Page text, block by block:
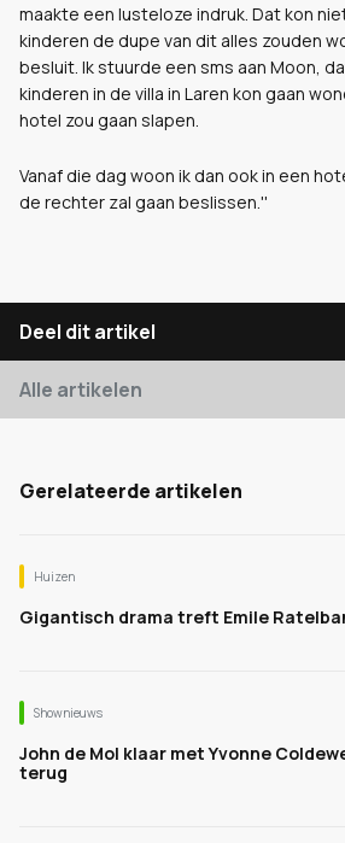
maakte een lusteloze indruk. Dat kon
kinderen de dupe van dit alles zouden
besluit. Ik stuurde een sms aan Moon,
kinderen in de villa in Laren kon gaan
hotel zou gaan slapen.
Vanaf die dag woon ik dan ook in een
de rechter zal gaan beslissen.''
Deel dit artikel
Alle artikelen
Gerelateerde artikelen
Huizen
Gigantisch drama treft Emile
Shownieuws
John de Mol klaar met Yvonne
terug